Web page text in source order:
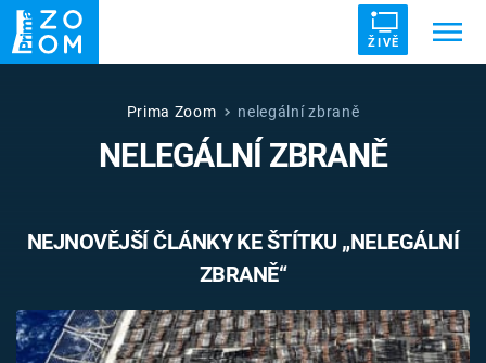
ŽIVĚ
ZRÁDCI UFO DRUHÁ SVĚTOVÁ VÁLKA
VETŘELCI DÁVNOVĚKU
Témata
Prima Zoom nelegální zbraně
NELEGÁLNÍ ZBRANĚ
NEJNOVĚJŠÍ ČLÁNKY KE ŠTÍTKU „NELEGÁLNÍ
ZBRANĚ“